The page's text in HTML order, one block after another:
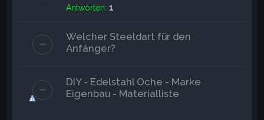
Antworten:1
Welcher Steeldart für den
Anfänger?
DIY - Edelstahl Oche - Marke
Eigenbau - Materialliste